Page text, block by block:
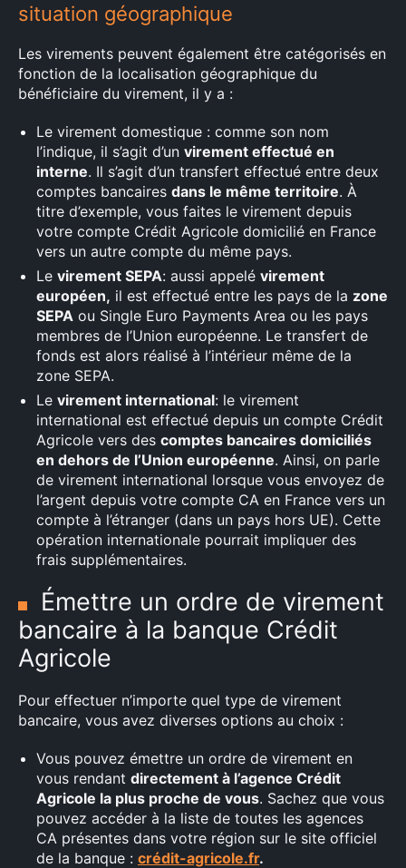
situation géographique
Les virements peuvent également être catégorisés en
fonction de la localisation géographique du
bénéficiaire du virement, il y a :
Le virement domestique : comme son nom
l’indique, il s’agit d’un virement effectué en
interne. Il s’agit d’un transfert effectué entre deux
comptes bancaires dans le même territoire. À
titre d’exemple, vous faites le virement depuis
votre compte Crédit Agricole domicilié en France
vers un autre compte du même pays.
Le virement SEPA: aussi appelé virement
européen, il est effectué entre les pays de la zone
SEPA ou Single Euro Payments Area ou les pays
membres de l’Union européenne. Le transfert de
fonds est alors réalisé à l’intérieur même de la
zone SEPA.
Le virement international: le virement
international est effectué depuis un compte Crédit
Agricole vers des comptes bancaires domiciliés
en dehors de l’Union européenne. Ainsi, on parle
de virement international lorsque vous envoyez de
l’argent depuis votre compte CA en France vers un
compte à l’étranger (dans un pays hors UE). Cette
opération internationale pourrait impliquer des
frais supplémentaires.
Émettre un ordre de virement
bancaire à la banque Crédit
Agricole
Pour effectuer n’importe quel type de virement
bancaire, vous avez diverses options au choix :
Vous pouvez émettre un ordre de virement en
vous rendant directement à l’agence Crédit
Agricole la plus proche de vous. Sachez que vous
pouvez accéder à la liste de toutes les agences
CA présentes dans votre région sur le site officiel
de la banque : crédit-agricole.fr.
Rechercher
: